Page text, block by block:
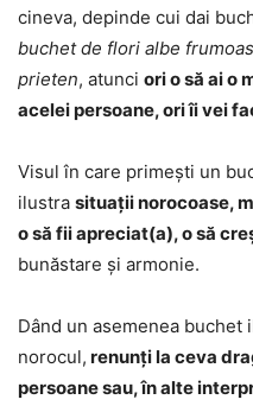
cineva, depinde cui dai
buchet de flori albe
prieten, atunci ori o să ai o
acelei persoane, ori îi vei
Visul în care primești un
ilustra situații norocoase,
o să fii apreciat(a), o să
bunăstare și armonie.
Dând un asemenea buchet
norocul, renunți la ceva
persoane sau, în alte